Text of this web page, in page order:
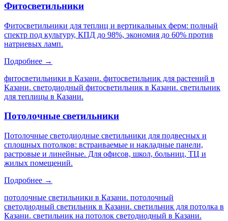
Фитосветильники
Фитосветильники для теплиц и вертикальных ферм: полный
спектр под культуру, КПД до 98%, экономия до 60% против
натриевых ламп.
Подробнее →
фитосветильники в Казани. фитосветильник для растений в
Казани. светодиодный фитосветильник в Казани. светильник
для теплицы в Казани.
Потолочные светильники
Потолочные светодиодные светильники для подвесных и
сплошных потолков: встраиваемые и накладные панели,
растровые и линейные. Для офисов, школ, больниц, ТЦ и
жилых помещений.
Подробнее →
потолочные светильники в Казани. потолочный
светодиодный светильник в Казани. светильник для потолка в
Казани. светильник на потолок светодиодный в Казани.